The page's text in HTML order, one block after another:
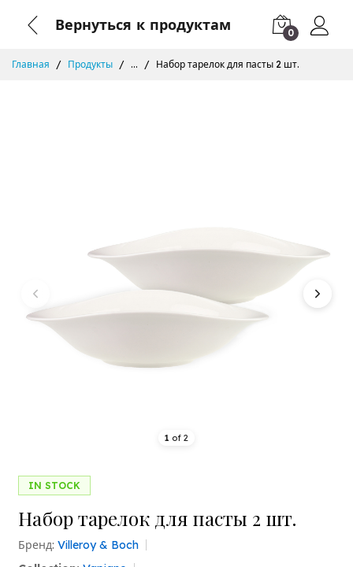
Вернуться к продуктам 0
Главная Продукты ... Набор тарелок для пасты 2 шт.
1 of 2
IN STOCK
Набор тарелок для пасты 2 шт.
Бренд: Villeroy & Boch